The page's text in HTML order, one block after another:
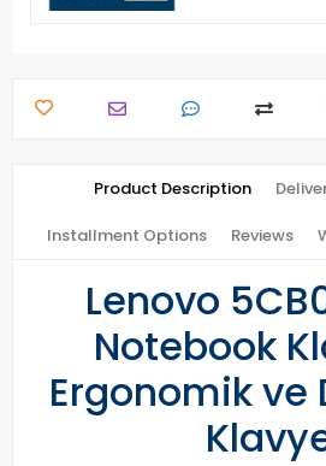
Product Description
Installment Options Reviews
Lenovo
Notebook
Ergonomik ve